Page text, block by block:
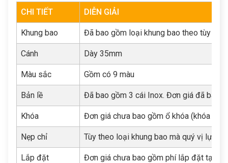
CHI TIẾT DIỄN GIẢI
Khung bao Đã bao gồm loại khung bao theo tùy
Cánh Dày 35mm
Màu sắc Gồm có 9 màu
Bản lề Đã bao gồm 3 cái Inox. Đơn giá đã bao
Khóa Đơn giá chưa bao gồm ổ khóa (khóa tùy
Nẹp chỉ Tùy theo loại khung bao mà quý vị lựa
Lắp đặt Đơn giá chưa bao gồm phí lắp đặt tại